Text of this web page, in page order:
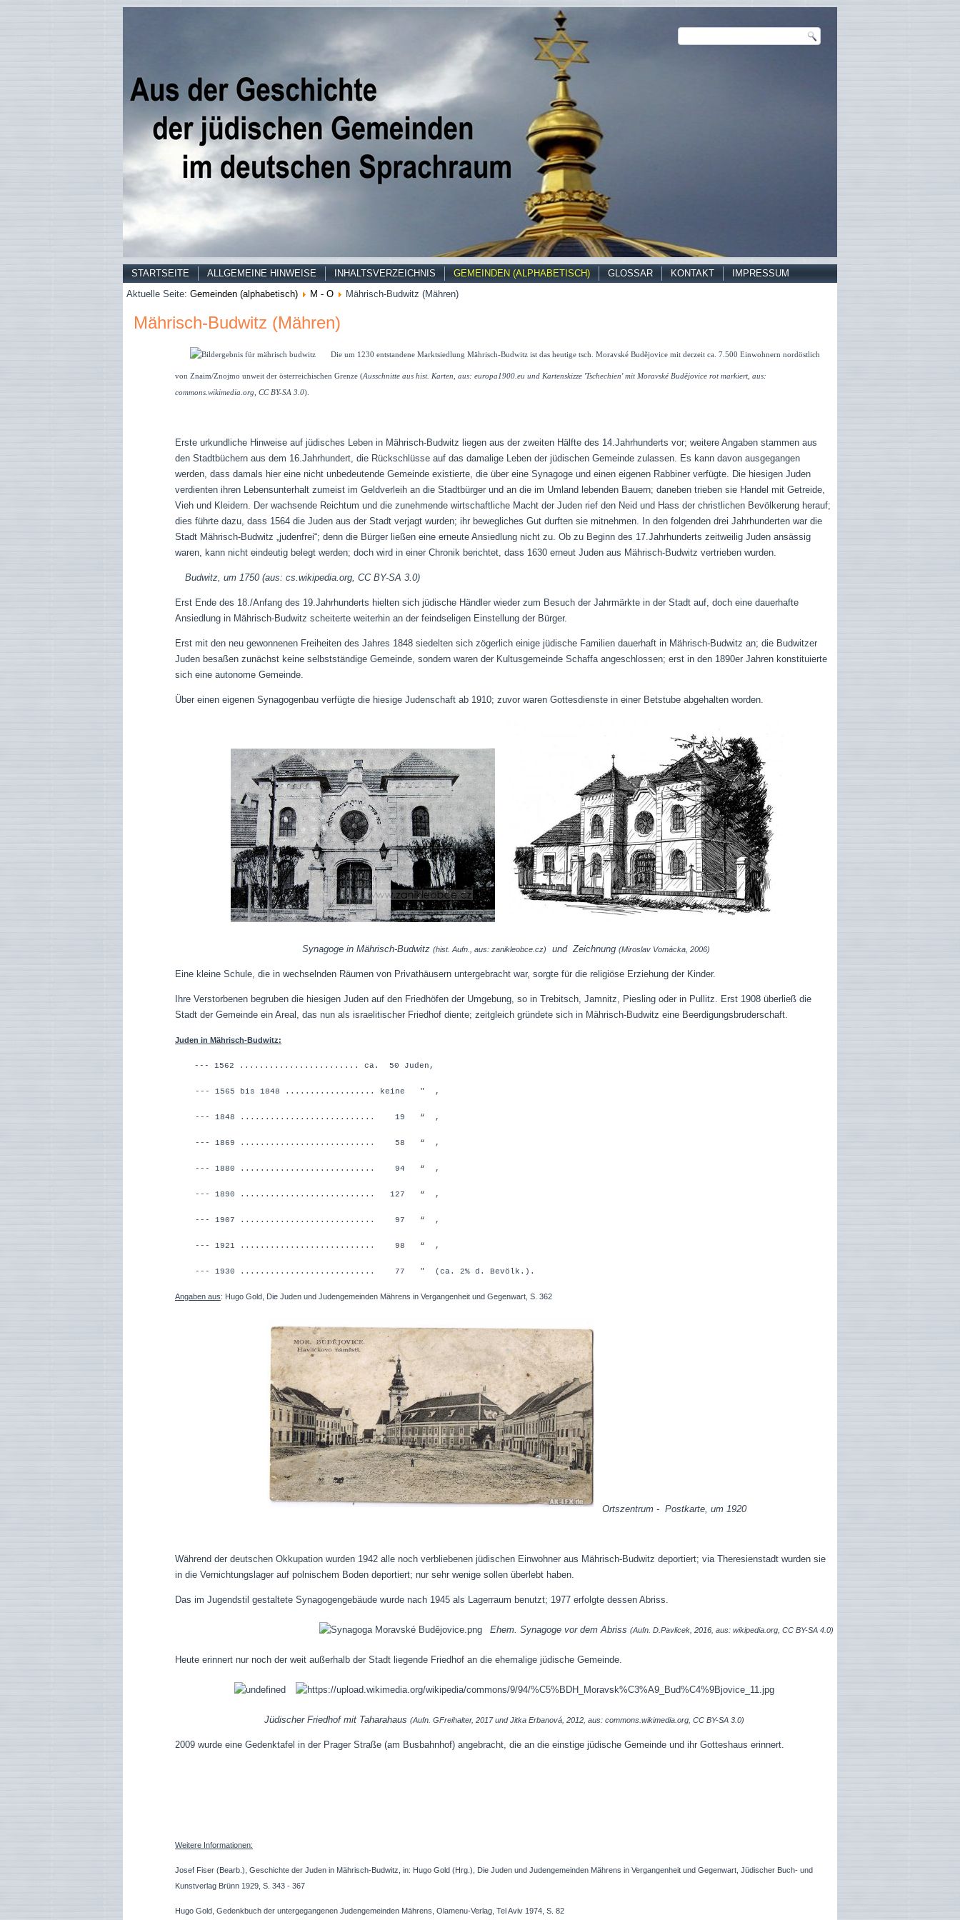
STARTSEITE ALLGEMEINE HINWEISE INHALTSVERZEICHNIS GEMEINDEN (ALPHABETISCH) GLOSSAR KONTAKT
IMPRESSUM
Aktuelle Seite: Gemeinden (alphabetisch) M - O Mährisch-Budwitz (Mähren)
Mährisch-Budwitz (Mähren)
Die um 1230 entstandene Marktsiedlung Mährisch-Budwitz ist das heutige tsch.Moravské Budějovice mit derzeit ca. 7.500 Einwohnern nordöstlich
von Znaim/Znojmounweit der österreichischen Grenze (Ausschnitte aus hist. Karten, aus: europa1900.eu und Kartenskizze 'Tschechien' mit Moravské Budějovice rot markiert, aus:
commons.wikimedia.org, CC BY-SA 3.0).
Erste urkundliche Hinweise auf jüdisches Leben in Mährisch-Budwitz liegen aus der zweiten Hälfte des 14.Jahrhunderts vor; weitere Angaben stammen aus
den Stadtbüchern aus dem 16.Jahrhundert, die Rückschlüsse auf das damalige Leben der jüdischen Gemeinde zulassen. Es kann davon ausgegangen
werden, dass damals hier eine nicht unbedeutende Gemeinde existierte, die über eine Synagoge und einen eigenen Rabbiner verfügte. Die hiesigen Juden
verdienten ihren Lebensunterhalt zumeist im Geldverleih an die Stadtbürger und an die im Umland lebenden Bauern; daneben trieben sie Handel mit Getreide,
Vieh und Kleidern. Der wachsende Reichtum und die zunehmende wirtschaftliche Macht der Juden rief den Neid und Hass der christlichen Bevölkerung herauf;
dies führte dazu, dass 1564 die Juden aus der Stadt verjagt wurden; ihr bewegliches Gut durften sie mitnehmen. In den folgenden drei Jahrhunderten war die
Stadt Mährisch-Budwitz „judenfrei“; denn die Bürger ließen eine erneute Ansiedlung nicht zu. Ob zu Beginn des 17.Jahrhunderts zeitweilig Juden ansässig
waren, kann nicht eindeutig belegt werden; doch wird in einer Chronik berichtet, dass 1630 erneut Juden aus Mährisch-Budwitz vertrieben wurden.
Budwitz, um 1750 (aus: cs.wikipedia.org, CC BY-SA 3.0)
Erst Ende des 18./Anfang des 19.Jahrhunderts hielten sich jüdische Händler wieder zum Besuch der Jahrmärkte in der Stadt auf, doch eine dauerhafte
Ansiedlung in Mährisch-Budwitz scheiterte weiterhin an der feindseligen Einstellung der Bürger.
Erst mit den neu gewonnenen Freiheiten des Jahres 1848 siedelten sich zögerlich einige jüdische Familien dauerhaft in Mährisch-Budwitz an; die Budwitzer
Juden besaßen zunächst keine selbstständige Gemeinde, sondern waren der Kultusgemeinde Schaffa angeschlossen; erst in den 1890er Jahren konstituierte
sich eine autonome Gemeinde.
Über einen eigenen Synagogenbau verfügte die hiesige Judenschaft ab 1910; zuvor waren Gottesdienste in einer Betstube abgehalten worden.
Synagoge in Mährisch-Budwitz (hist. Aufn., aus: zanikleobce.cz) und Zeichnung (Miroslav Vomácka, 2006)
Eine kleine Schule, die in wechselnden Räumen von Privathäusern untergebracht war, sorgte für die religiöse Erziehung der Kinder.
Ihre Verstorbenen begruben die hiesigen Juden auf den Friedhöfen der Umgebung, so in Trebitsch, Jamnitz, Piesling oder in Pullitz. Erst 1908 überließ die
Stadt der Gemeinde ein Areal, das nun als israelitischer Friedhof diente; zeitgleich gründete sich in Mährisch-Budwitz eine Beerdigungsbruderschaft.
Juden in Mährisch-Budwitz:
--- 1562 ........................ ca. 50 Juden,
--- 1565 bis 1848 .................. keine " ,
--- 1848 ........................... 19 “ ,
--- 1869 ........................... 58 “ ,
--- 1880 ........................... 94 “ ,
--- 1890 ........................... 127 “ ,
--- 1907 ........................... 97 “ ,
--- 1921 ........................... 98 “ ,
--- 1930 ........................... 77 " (ca. 2% d. Bevölk.).
Angaben aus: Hugo Gold, Die Juden und Judengemeinden Mährens in Vergangenheit und Gegenwart, S. 362
Ortszentrum - Postkarte, um 1920
Während der deutschen Okkupation wurden 1942 alle noch verbliebenen jüdischen Einwohner aus Mährisch-Budwitz deportiert; via Theresienstadt wurden sie
in die Vernichtungslager auf polnischem Boden deportiert; nur sehr wenige sollen überlebt haben.
Das im Jugendstil gestaltete Synagogengebäude wurde nach 1945 als Lagerraum benutzt; 1977 erfolgte dessen Abriss.
Ehem. Synagoge vor dem Abriss (Aufn. D.Pavlicek, 2016, aus: wikipedia.org, CC BY-SA 4.0)
Heute erinnert nur noch der weit außerhalb der Stadt liegende Friedhof an die ehemalige jüdische Gemeinde.
Jüdischer Friedhof mit Taharahaus(Aufn. GFreihalter, 2017 und Jitka Erbanová, 2012, aus: commons.wikimedia.org, CC BY-SA 3.0)
2009 wurde eine Gedenktafel in der Prager Straße (am Busbahnhof) angebracht, die an die einstige jüdische Gemeinde und ihr Gotteshaus erinnert.
Weitere Informationen:
Josef Fiser (Bearb.), Geschichte der Juden in Mährisch-Budwitz, in: Hugo Gold (Hrg.), Die Juden und Judengemeinden Mährens in Vergangenheit und Gegenwart, Jüdischer Buch- und
Kunstverlag Brünn 1929, S. 343 - 367
Hugo Gold, Gedenkbuch der untergegangenen Judengemeinden Mährens, Olamenu-Verlag, Tel Aviv 1974, S. 82